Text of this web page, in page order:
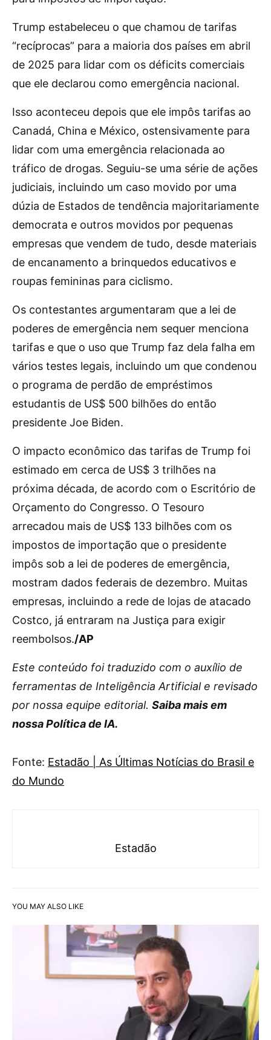
Trump estabeleceu o que chamou de tarifas
“recíprocas” para a maioria dos países em abril
de 2025 para lidar com os déficits comerciais
que ele declarou como emergência nacional.
Isso aconteceu depois que ele impôs tarifas ao
Canadá, China e México, ostensivamente para
lidar com uma emergência relacionada ao
tráfico de drogas. Seguiu-se uma série de ações
judiciais, incluindo um caso movido por uma
dúzia de Estados de tendência majoritariamente
democrata e outros movidos por pequenas
empresas que vendem de tudo, desde materiais
de encanamento a brinquedos educativos e
roupas femininas para ciclismo.
Os contestantes argumentaram que a lei de
poderes de emergência nem sequer menciona
tarifas e que o uso que Trump faz dela falha em
vários testes legais, incluindo um que condenou
o programa de perdão de empréstimos
estudantis de US$ 500 bilhões do então
presidente Joe Biden.
O impacto econômico das tarifas de Trump foi
estimado em cerca de US$ 3 trilhões na
próxima década, de acordo com o Escritório de
Orçamento do Congresso. O Tesouro
arrecadou mais de US$ 133 bilhões com os
impostos de importação que o presidente
impôs sob a lei de poderes de emergência,
mostram dados federais de dezembro. Muitas
empresas, incluindo a rede de lojas de atacado
Costco, já entraram na Justiça para exigir
reembolsos./AP
Este conteúdo foi traduzido com o auxílio de
ferramentas de Inteligência Artificial e revisado
por nossa equipe editorial. Saiba mais em
nossa Política de IA.
Fonte: Estadão | As Últimas Notícias do Brasil e
do Mundo
Estadão
YOU MAY ALSO LIKE